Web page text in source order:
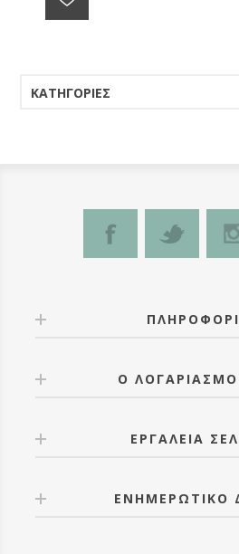
ΚΑΤΗΓΟΡΊΕΣ
Ο
ΕΡΓΑΛΕΊΑ
ΕΝΗΜΕΡΩΤΙΚΌ